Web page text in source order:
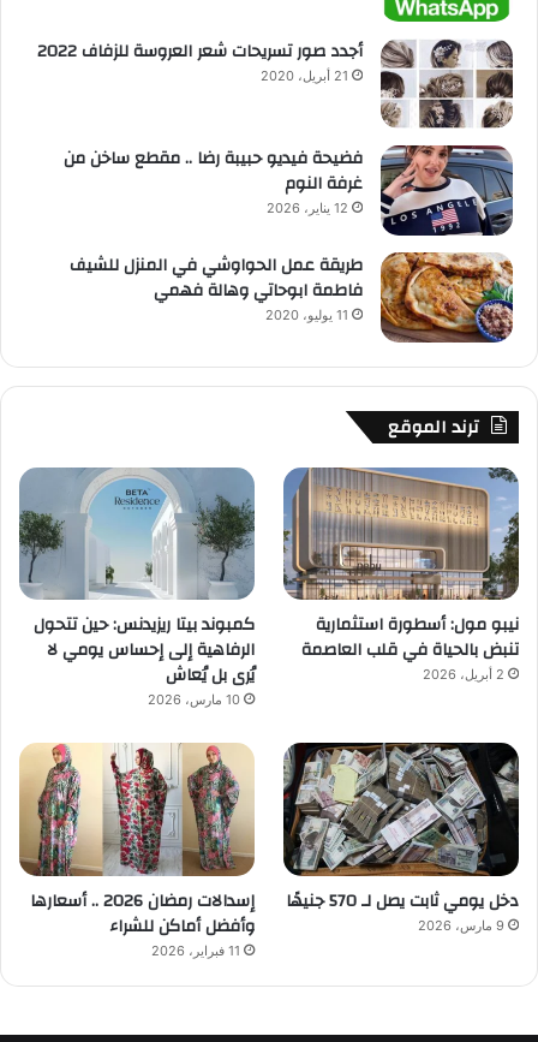
أجدد صور تسريحات شعر العروسة للزفاف 2022
21 أبريل، 2020
فضيحة فيديو حبيبة رضا .. مقطع ساخن من
غرفة النوم
12 يناير، 2026
طريقة عمل الحواوشي في المنزل للشيف
فاطمة ابوحاتي وهالة فهمي
11 يوليو، 2020
ترند الموقع
نيبو مول: أسطورة استثمارية
تنبض بالحياة في قلب العاصمة
2 أبريل، 2026
كمبوند بيتا ريزيدنس: حين تتحول
الرفاهية إلى إحساس يومي لا
يُرى بل يُعاش
10 مارس، 2026
دخل يومي ثابت يصل لـ 570 جنيهًا
9 مارس، 2026
إسدالات رمضان 2026 .. أسعارها
وأفضل أماكن للشراء
11 فبراير، 2026